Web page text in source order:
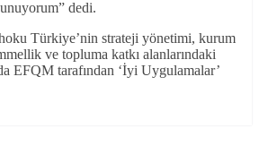
dedi.
Türkiye’nin strateji yönetimi, kurum
ve topluma katkı alanlarındaki
EFQM tarafından ‘İyi Uygulamalar’